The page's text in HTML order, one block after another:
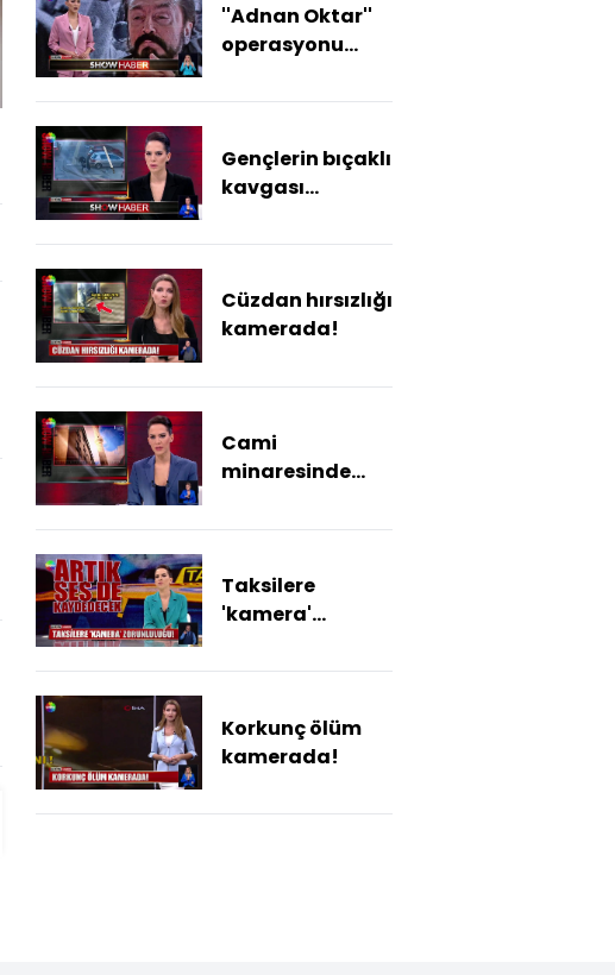
''Adnan Oktar''
operasyonu
Gençlerin bıçaklı
kavgası
Cüzdan hırsızlığı
kamerada!
Cami
minaresinde
tartışması!
Taksilere
'kamera'
Korkunç ölüm
kamerada!